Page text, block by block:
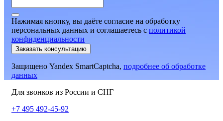
Нажимая кнопку, вы даёте согласие на обработку
персональных данных и соглашаетесь c политикой
конфиденциальности
Заказать консультацию
Защищено Yandex SmartCaptcha, подробнее об обработке
данных
Для звонков из России и СНГ
+7 495 492-45-92